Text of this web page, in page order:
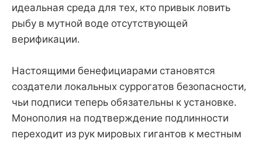
идеальная среда для тех, кто привык ловить
рыбу в мутной воде отсутствующей
верификации.
Настоящими бенефициарами становятся
создатели локальных суррогатов безопасности,
чьи подписи теперь обязательны к установке.
Монополия на подтверждение подлинности
переходит из рук мировых гигантов к местным